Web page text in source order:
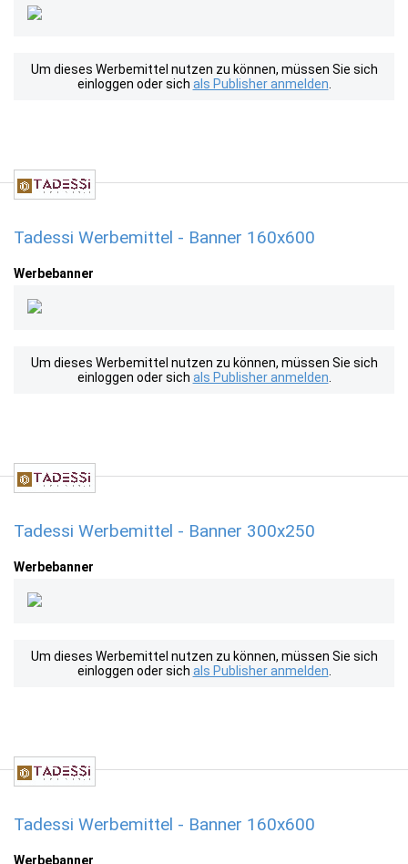
Um dieses Werbemittel nutzen zu können, müssen Sie sich
einloggen oder sich als Publisher anmelden
Tadessi Werbemittel - Banner 160x600
Werbebanner
Um dieses Werbemittel nutzen zu können, müssen Sie sich
einloggen oder sich als Publisher anmelden
Tadessi Werbemittel - Banner 300x250
Werbebanner
Um dieses Werbemittel nutzen zu können, müssen Sie sich
einloggen oder sich als Publisher anmelden
Tadessi Werbemittel - Banner 160x600
Werbebanner